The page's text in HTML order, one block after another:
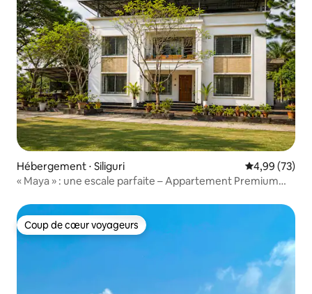
Hébergement ⋅ Siliguri Évaluation
4,99 (73)
« Maya » : une escale parfaite – Appartement Premium
Coup de cœur voyageurs
Coup de cœur voyageurs